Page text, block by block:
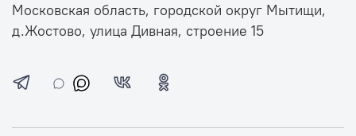
Московская область, городской округ Мытищи,
д.Жостово, улица Дивная, строение 15